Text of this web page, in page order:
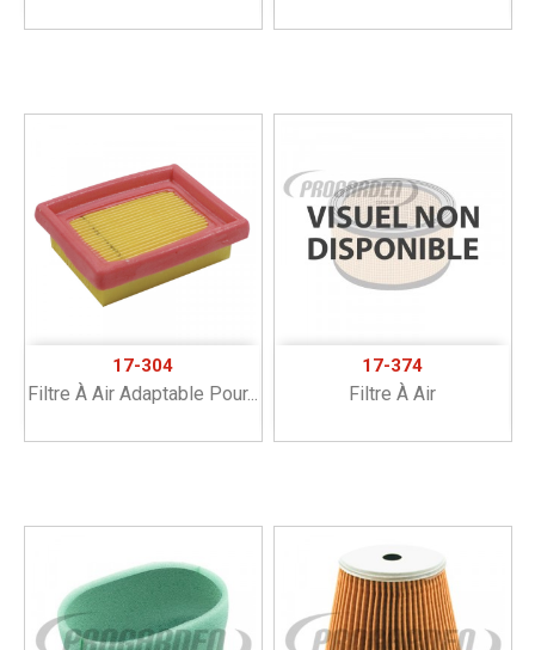
17-304
Filtre À Air Adaptable Pour...
17-374
Filtre À Air